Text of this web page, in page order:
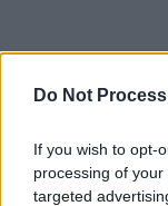
Do Not
If you wish to opt-
processing of
targeted